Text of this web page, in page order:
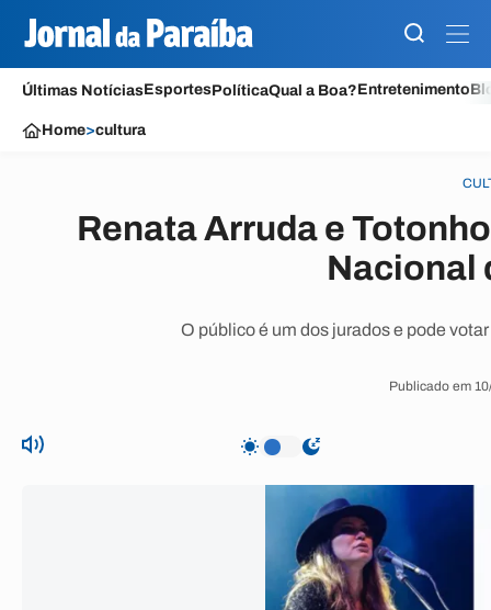
Últimas NotíciasEsportesPolíticaQual a Boa?Entretenimento
Home>cultura
Renata Arruda e
Nacional
O público é um dos jurados e pode
Publicado em